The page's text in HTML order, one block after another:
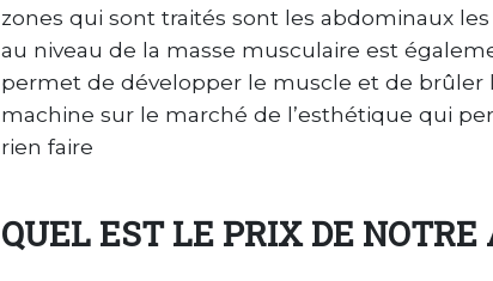
zones qui sont traités sont les abdominaux
au niveau de la masse musculaire est
permet de développer le muscle et de brûler
machine sur le marché de l’esthétique qui
rien faire
QUEL EST LE PRIX DE